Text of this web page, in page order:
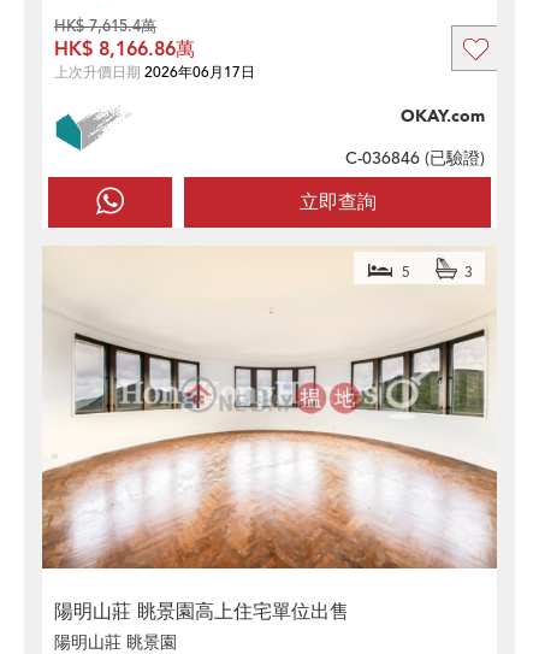
立即查詢
OKAY.com
C-036846 (已驗證)
HK$ 7,615.4萬
HK$ 8,166.86萬
上次升價日期 2026年06月17日
陽明山莊 眺景園高上住宅單位出售
5 3
陽明山莊 眺景園